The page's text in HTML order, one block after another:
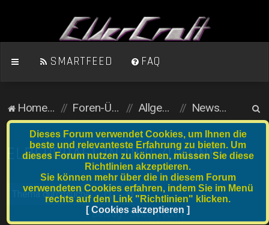
SMARTFEED FAQ
Homepage Foren-Übersicht Allgemein (öffentlicher Bereich) News & Ankündigungen
u
ELDERCRAFT IN DER ZUKUNFT
SucheErweiterte Suche
1 Beitrag • Seite1von1
Dieses Forum verwendet Cookies, um Ihnen die
beste und relevanteste Erfahrung zu bieten. Um
dieses Forum nutzen zu können, müssen Sie diese
Richtlinien akzeptieren.
Sie können mehr über die in diesem Forum
verwendeten Cookies erfahren, indem Sie im Menü
rechts auf den Link "Richtlinien" klicken.
[ Cookies akzeptieren ]